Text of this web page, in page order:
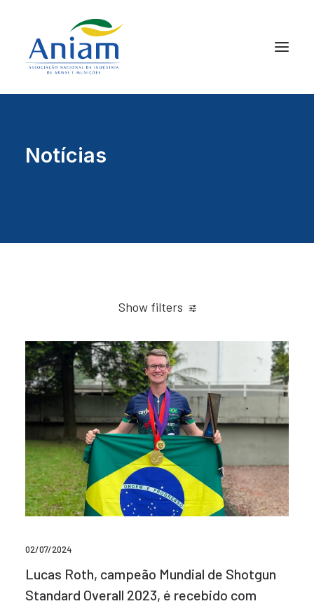
Notícias
Show filters
02/07/2024
Lucas Roth, campeão Mundial de Shotgun
Standard Overall 2023, é recebido com